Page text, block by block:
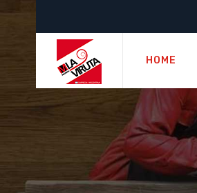
HOME